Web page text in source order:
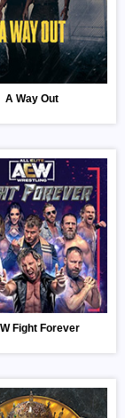
A Way Out
Fight Forever